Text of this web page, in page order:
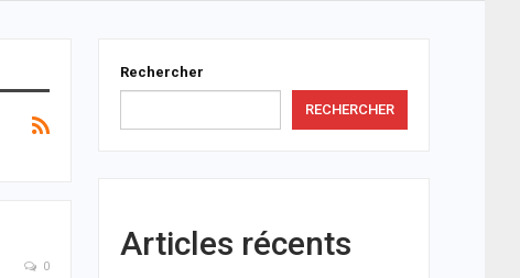
0
Rechercher
RECHERCHER
Articles récents